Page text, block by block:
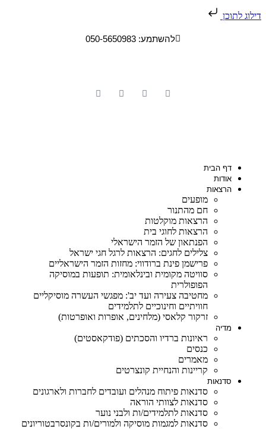
לתוכן
להשתמע: 050-5650983
דף הבית
אודות
הרצאות
מופעים
חם מהתנור
הרצאות מוקלטות
הרצאות לחוגי בית
הפנתאון של הזמר הישראלי
צלילים לחגים: הרצאות לרגל חגי ישראל
פרישמן פינת ברודווי: מחזות הזמר הישראליים
סוויטה מקומית ובינלאומית: תופעות במוסיקה
הפופולרית
מחטיבה צעירה ועד יב': מפגשי העשרה מוסיקליים
חוויתיים וחינוכיים לתלמידים
זרקור קלאסי (מלחינים, אופרות ואופרטות)
מדיה
ראיונות ברדיו והסכתים (פודקאסטים)
כנסים
מאמרים
קריינות והנחיית קונצרטים
סדנאות
סדנאות פיתוח מנהלים ועובדים לחברות ולארגונים
סדנאות לצוותי הוראה
סדנאות לתלמידים/ות ולבני נוער
סדנאות למגמות מוסיקה ולמורים/ות בקונסרבטוריונים